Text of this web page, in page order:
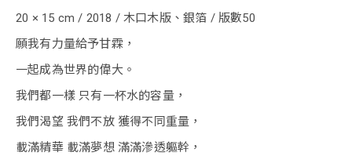
20 × 15 cm / 2018 / 木口木版、銀箔 / 版數50
願我有力量給予甘霖，
一起成為世界的偉大。
我們都一樣 只有一杯水的容量，
我們渴望 我們不放 獲得不同重量，
載滿精華 載滿夢想 滿滿滲透軀幹，